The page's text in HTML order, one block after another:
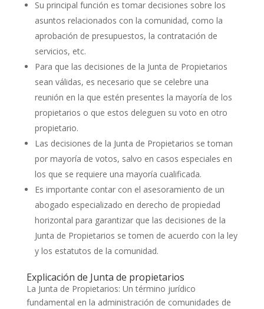
Su principal función es tomar decisiones sobre los
asuntos relacionados con la comunidad, como la
aprobación de presupuestos, la contratación de
servicios, etc.
Para que las decisiones de la Junta de Propietarios
sean válidas, es necesario que se celebre una
reunión en la que estén presentes la mayoría de los
propietarios o que estos deleguen su voto en otro
propietario.
Las decisiones de la Junta de Propietarios se toman
por mayoría de votos, salvo en casos especiales en
los que se requiere una mayoría cualificada.
Es importante contar con el asesoramiento de un
abogado especializado en derecho de propiedad
horizontal para garantizar que las decisiones de la
Junta de Propietarios se tomen de acuerdo con la ley
y los estatutos de la comunidad.
Explicación de Junta de propietarios
La Junta de Propietarios: Un término jurídico
fundamental en la administración de comunidades de